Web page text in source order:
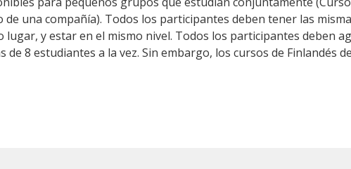
una compañía). Todos los participantes deben tener las
lugar, y estar en el mismo nivel. Todos los participantes deben
8 estudiantes a la vez. Sin embargo, los cursos de Finlandés